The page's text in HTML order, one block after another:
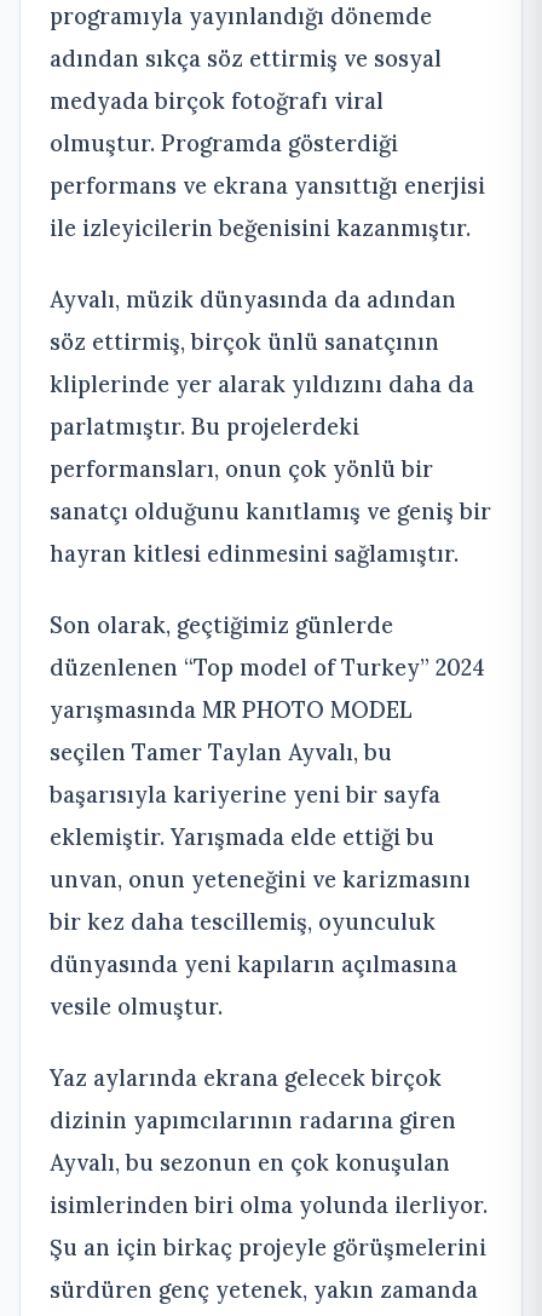
programıyla yayınlandığı dönemde
adından sıkça söz ettirmiş ve sosyal
medyada birçok fotoğrafı viral
olmuştur. Programda gösterdiği
performans ve ekrana yansıttığı enerjisi
ile izleyicilerin beğenisini kazanmıştır.
Ayvalı, müzik dünyasında da adından
söz ettirmiş, birçok ünlü sanatçının
kliplerinde yer alarak yıldızını daha da
parlatmıştır. Bu projelerdeki
performansları, onun çok yönlü bir
sanatçı olduğunu kanıtlamış ve geniş bir
hayran kitlesi edinmesini sağlamıştır.
Son olarak, geçtiğimiz günlerde
düzenlenen “Top model of Turkey” 2024
yarışmasında MR PHOTO MODEL
seçilen Tamer Taylan Ayvalı, bu
başarısıyla kariyerine yeni bir sayfa
eklemiştir. Yarışmada elde ettiği bu
unvan, onun yeteneğini ve karizmasını
bir kez daha tescillemiş, oyunculuk
dünyasında yeni kapıların açılmasına
vesile olmuştur.
Yaz aylarında ekrana gelecek birçok
dizinin yapımcılarının radarına giren
Ayvalı, bu sezonun en çok konuşulan
isimlerinden biri olma yolunda ilerliyor.
Şu an için birkaç projeyle görüşmelerini
sürdüren genç yetenek, yakın zamanda